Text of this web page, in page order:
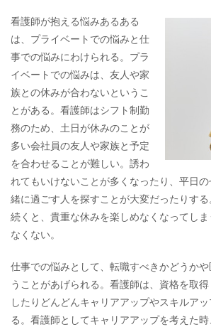
看護師が抱える悩みあるある
は、プライベートでの悩みと仕
事での悩みにわけられる。プラ
イベートでの悩みは、友人や家
族との休みが合わないというこ
とがある。看護師はシフト制勤
務のため、土日が休みのことが
多い会社員の友人や家族と予定
を合わせることが難しい。誘わ
れてもいけないことが多くなったり、平日
緒に過ごす人を探すことが大変だったりす
続くと、貴重な休みを楽しめなくなってし
なくない。
仕事での悩みとして、転職すべきかどうか
うことがあげられる。看護師は、資格を取
したりどんどんキャリアアップやスキルア
る。看護師としてキャリアアップを考えた